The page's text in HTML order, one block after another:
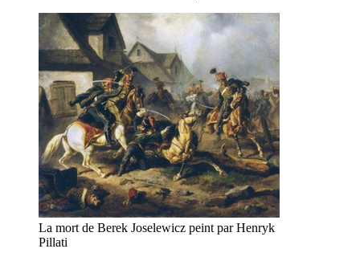
La mort de Berek Joselewicz peint par Henryk
Pillati